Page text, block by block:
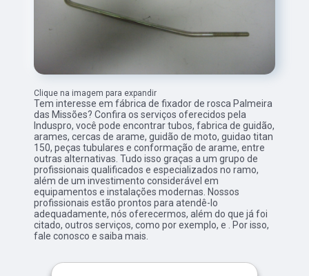
Clique na imagem para expandir
Tem interesse em fábrica de fixador de rosca Palmeira
das Missões? Confira os serviços oferecidos pela
Induspro, você pode encontrar tubos, fabrica de guidão,
arames, cercas de arame, guidão de moto, guidao titan
150, peças tubulares e conformação de arame, entre
outras alternativas. Tudo isso graças a um grupo de
profissionais qualificados e especializados no ramo,
além de um investimento considerável em
equipamentos e instalações modernas. Nossos
profissionais estão prontos para atendê-lo
adequadamente, nós oferecermos, além do que já foi
citado, outros serviços, como por exemplo, e . Por isso,
fale conosco e saiba mais.